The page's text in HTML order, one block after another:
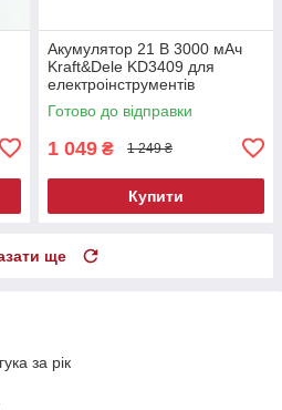
Акумулятор 21 В 3000 мАч
Kraft&Dele KD3409 для
електроінструментів
Готово до відправки
1 049 ₴ 1 249 ₴
Купити
ще
за рік